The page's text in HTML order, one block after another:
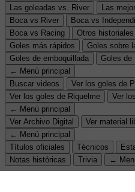
Las goleadas vs. River
Las
Boca vs River
Boca vs
Boca vs Racing
Otros historiales
Goles más rápidos
Goles sobre
Goles de emboquillada
Goles de
← Menú principal
Buscar videos
Ver los goles de
Ver los goles de Riquelme
Ver
← Menú principal
Ver Archivo Digital
Ver material
← Menú principal
Títulos oficiales
Técnicos
Notas históricas
Trivia ←